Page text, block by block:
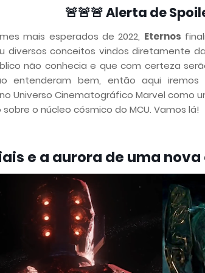
🚨🚨🚨 Alerta de
mais esperados de 2022, Eternos
diversos conceitos vindos diretamente
não conhecia e que com certeza
entenderam bem, então aqui iremos
Universo Cinematográfico Marvel como
o núcleo cósmico do MCU. Vamos lá!
e a aurora de uma